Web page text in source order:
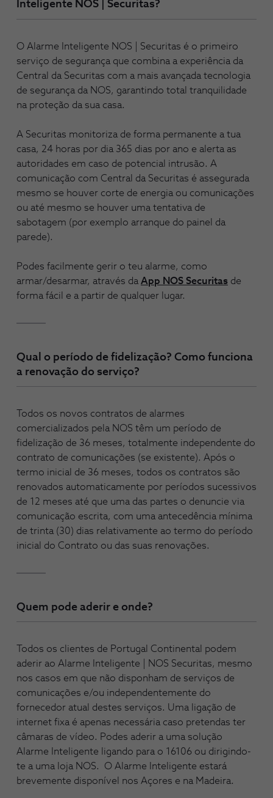
Inteligente NOS | Securitas?
O Alarme Inteligente NOS | Securitas é o primeiro
serviço de segurança que combina a experiência da
Central da Securitas com a mais avançada tecnologia
de segurança da NOS, garantindo total tranquilidade
na proteção da sua casa.
A Securitas monitoriza de forma permanente a tua
casa, 24 horas por dia 365 dias por ano e alerta as
autoridades em caso de potencial intrusão. A
comunicação com Central da Securitas é assegurada
mesmo se houver corte de energia ou comunicações
ou até mesmo se houver uma tentativa de
sabotagem (por exemplo arranque do painel da
parede).
Podes facilmente gerir o teu alarme, como
armar/desarmar, através da App NOS Securitas de
forma fácil e a partir de qualquer lugar.
Qual o período de fidelização? Como funciona
a renovação do serviço?
Todos os novos contratos de alarmes
comercializados pela NOS têm um período de
fidelização de 36 meses, totalmente independente do
contrato de comunicações (se existente). Após o
termo inicial de 36 meses, todos os contratos são
renovados automaticamente por períodos sucessivos
de 12 meses até que uma das partes o denuncie via
comunicação escrita, com uma antecedência mínima
de trinta (30) dias relativamente ao termo do período
inicial do Contrato ou das suas renovações.
Quem pode aderir e onde?
Todos os clientes de Portugal Continental podem
aderir ao Alarme Inteligente | NOS Securitas, mesmo
nos casos em que não disponham de serviços de
comunicações e/ou independentemente do
fornecedor atual destes serviços. Uma ligação de
internet fixa é apenas necessária caso pretendas ter
câmaras de vídeo. Podes aderir a uma solução
Alarme Inteligente ligando para o 16106 ou dirigindo-
te a uma loja NOS. O Alarme Inteligente estará
brevemente disponível nos Açores e na Madeira.